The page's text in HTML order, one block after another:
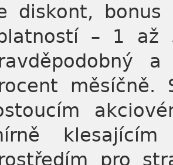
diskont,
– 1 až
měsíčně.
pro